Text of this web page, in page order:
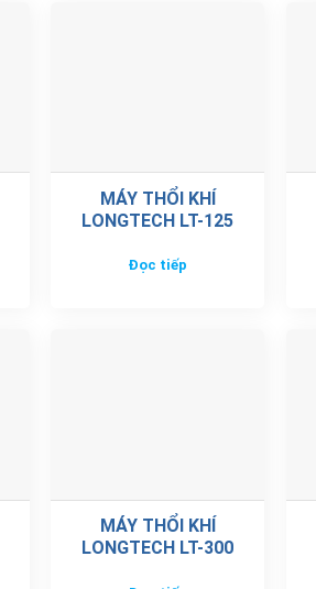
MÁY THỔI KHÍ
LONGTECH LT-125
Đọc tiếp
MÁY THỔI KHÍ
LONGTECH LT-300